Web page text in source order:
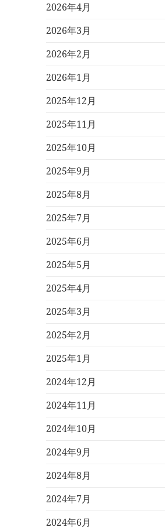
2026年4月
2026年3月
2026年2月
2026年1月
2025年12月
2025年11月
2025年10月
2025年9月
2025年8月
2025年7月
2025年6月
2025年5月
2025年4月
2025年3月
2025年2月
2025年1月
2024年12月
2024年11月
2024年10月
2024年9月
2024年8月
2024年7月
2024年6月